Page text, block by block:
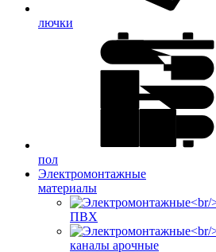
лючки
пол
Электромонтажные
материалы
ПВХ
каналы арочные